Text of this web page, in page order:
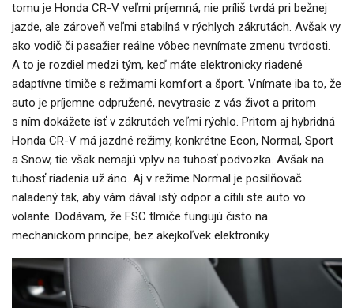
tomu je Honda CR-V veľmi príjemná, nie príliš tvrdá pri bežnej
jazde, ale zároveň veľmi stabilná v rýchlych zákrutách. Avšak vy
ako vodič či pasažier reálne vôbec nevnímate zmenu tvrdosti.
A to je rozdiel medzi tým, keď máte elektronicky riadené
adaptívne tlmiče s režimami komfort a šport. Vnímate iba to, že
auto je príjemne odpružené, nevytrasie z vás život a pritom
s ním dokážete ísť v zákrutách veľmi rýchlo. Pritom aj hybridná
Honda CR-V má jazdné režimy, konkrétne Econ, Normal, Sport
a Snow, tie však nemajú vplyv na tuhosť podvozka. Avšak na
tuhosť riadenia už áno. Aj v režime Normal je posilňovač
naladený tak, aby vám dával istý odpor a cítili ste auto vo
volante. Dodávam, že FSC tlmiče fungujú čisto na
mechanickom princípe, bez akejkoľvek elektroniky.